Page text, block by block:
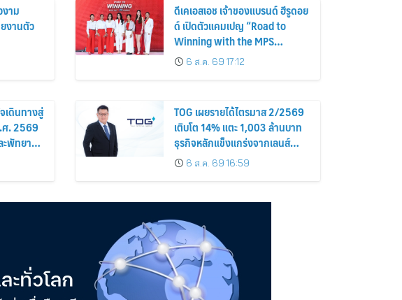
งาม
งานตัว
ดีเคเอสเอช เจ้าของแบรนด์ ฮีรูดอย
ด์ เปิดตัวแคมเปญ “Road to
Winning with the MPS
Science”
6 ส.ค. 69 17:12
เดินทางสู่
ศ. 2569
ะพัทยา
TOG เผยรายได้ไตรมาส 2/2569
เติบโต 14% แตะ 1,003 ล้านบาท
ธุรกิจหลักแข็งแกร่งจากเลนส์
มูลค่าเพิ่ม และการขยายตลาดต่าง
ประเทศ พร้อมเดินหน้าลงทุนเพื่อ
6 ส.ค. 69 16:59